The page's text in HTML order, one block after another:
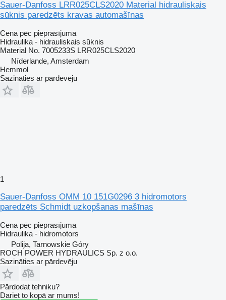
Sauer-Danfoss LRR025CLS2020 Material hidrauliskais
sūknis paredzēts kravas automašīnas
Cena pēc pieprasījuma
Hidraulika - hidrauliskais sūknis
Material No. 7005233S LRR025CLS2020
Nīderlande, Amsterdam
Hemmol
Sazināties ar pārdevēju
1
Sauer-Danfoss OMM 10 151G0296 3 hidromotors
paredzēts Schmidt uzkopšanas mašīnas
Cena pēc pieprasījuma
Hidraulika - hidromotors
Polija, Tarnowskie Góry
ROCH POWER HYDRAULICS Sp. z o.o.
Sazināties ar pārdevēju
Pārdodat tehniku?
Dariet to kopā ar mums!